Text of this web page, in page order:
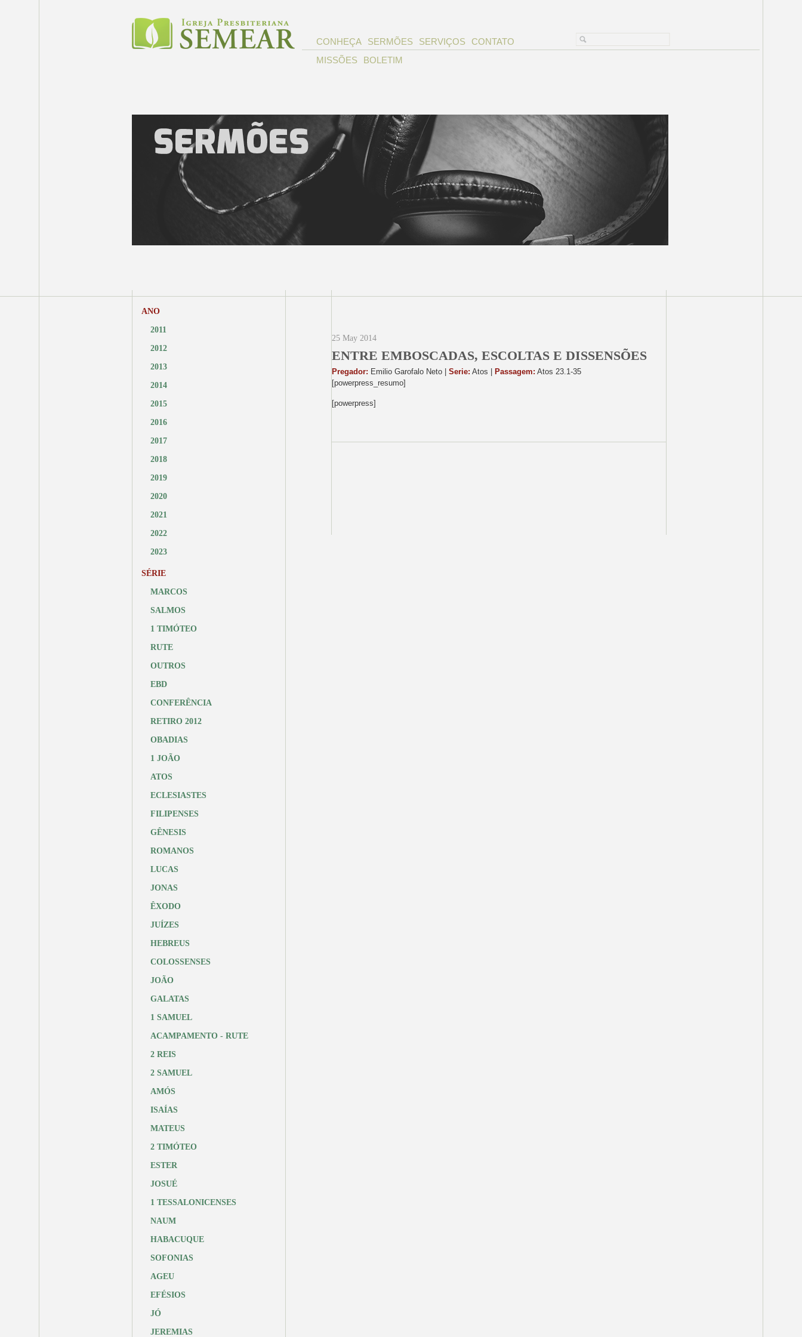
CONHEÇA SERMÕES SERVIÇOS CONTATO
MISSÕES
BOLETIM
ANO
2011
2012
2013
2014
2015
2016
2017
2018
2019
2020
2021
2022
2023
SÉRIE
MARCOS
SALMOS
1 TIMÓTEO
RUTE
OUTROS
EBD
CONFERÊNCIA
RETIRO 2012
OBADIAS
1 JOÃO
ATOS
ECLESIASTES
FILIPENSES
GÊNESIS
ROMANOS
LUCAS
JONAS
ÊXODO
JUÍZES
HEBREUS
COLOSSENSES
JOÃO
GALATAS
1 SAMUEL
ACAMPAMENTO - RUTE
2 REIS
2 SAMUEL
AMÓS
ISAÍAS
MATEUS
2 TIMÓTEO
ESTER
JOSUÉ
1 TESSALONICENSES
NAUM
HABACUQUE
SOFONIAS
AGEU
EFÉSIOS
JÓ
JEREMIAS
25 May 2014
ENTRE EMBOSCADAS, ESCOLTAS E DISSENSÕES
Pregador: Emilio Garofalo Neto | Serie: Atos | Passagem: Atos 23.1-35
[powerpress_resumo]
[powerpress]